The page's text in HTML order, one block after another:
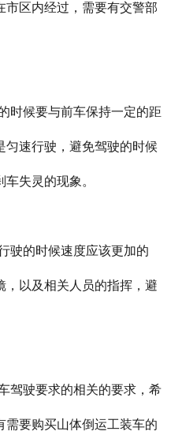
市区内经过，需要有交警部
时候要与前车保持一定的距
匀速行驶，避免驾驶的时候
失灵的现象。
驶的时候速度应该更加的
，以及相关人员的指挥，避
驾驶要求的相关的要求，希
需要购买山体倒运工装车的